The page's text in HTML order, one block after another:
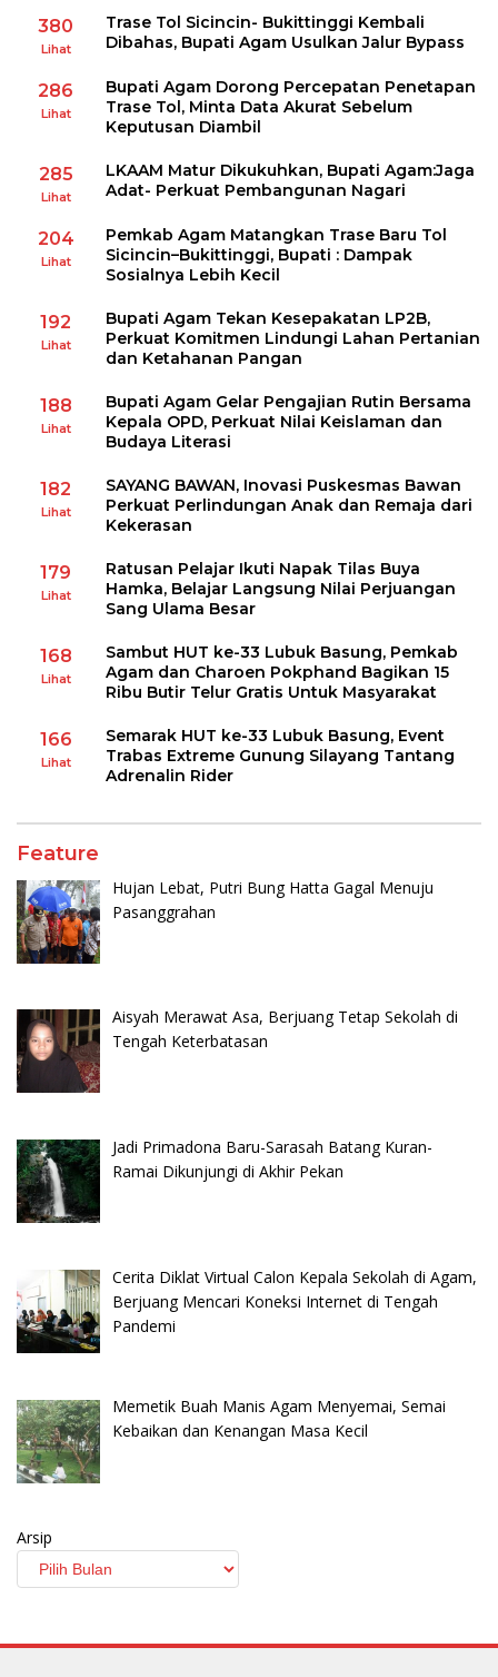
380
Lihat
Trase Tol Sicincin- Bukittinggi Kembali
Dibahas, Bupati Agam Usulkan Jalur Bypass
286
Lihat
Bupati Agam Dorong Percepatan Penetapan
Trase Tol, Minta Data Akurat Sebelum
Keputusan Diambil
285
Lihat
LKAAM Matur Dikukuhkan, Bupati Agam:Jaga
Adat- Perkuat Pembangunan Nagari
204
Lihat
Pemkab Agam Matangkan Trase Baru Tol
Sicincin–Bukittinggi, Bupati : Dampak
Sosialnya Lebih Kecil
192
Lihat
Bupati Agam Tekan Kesepakatan LP2B,
Perkuat Komitmen Lindungi Lahan Pertanian
dan Ketahanan Pangan
188
Lihat
Bupati Agam Gelar Pengajian Rutin Bersama
Kepala OPD, Perkuat Nilai Keislaman dan
Budaya Literasi
182
Lihat
SAYANG BAWAN, Inovasi Puskesmas Bawan
Perkuat Perlindungan Anak dan Remaja dari
Kekerasan
179
Lihat
Ratusan Pelajar Ikuti Napak Tilas Buya
Hamka, Belajar Langsung Nilai Perjuangan
Sang Ulama Besar
168
Lihat
Sambut HUT ke-33 Lubuk Basung, Pemkab
Agam dan Charoen Pokphand Bagikan 15
Ribu Butir Telur Gratis Untuk Masyarakat
166
Lihat
Semarak HUT ke-33 Lubuk Basung, Event
Trabas Extreme Gunung Silayang Tantang
Adrenalin Rider
Feature
Hujan Lebat, Putri Bung Hatta Gagal Menuju
Pasanggrahan
Aisyah Merawat Asa, Berjuang Tetap Sekolah di
Tengah Keterbatasan
Jadi Primadona Baru-Sarasah Batang Kuran-
Ramai Dikunjungi di Akhir Pekan
Cerita Diklat Virtual Calon Kepala Sekolah di Agam,
Berjuang Mencari Koneksi Internet di Tengah
Pandemi
Memetik Buah Manis Agam Menyemai, Semai
Kebaikan dan Kenangan Masa Kecil
Arsip